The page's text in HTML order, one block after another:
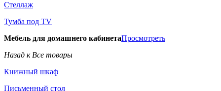
Стеллаж
Тумба под TV
Мебель для домашнего кабинетаПросмотреть
Назад к Все товары
Книжный шкаф
Письменный стол